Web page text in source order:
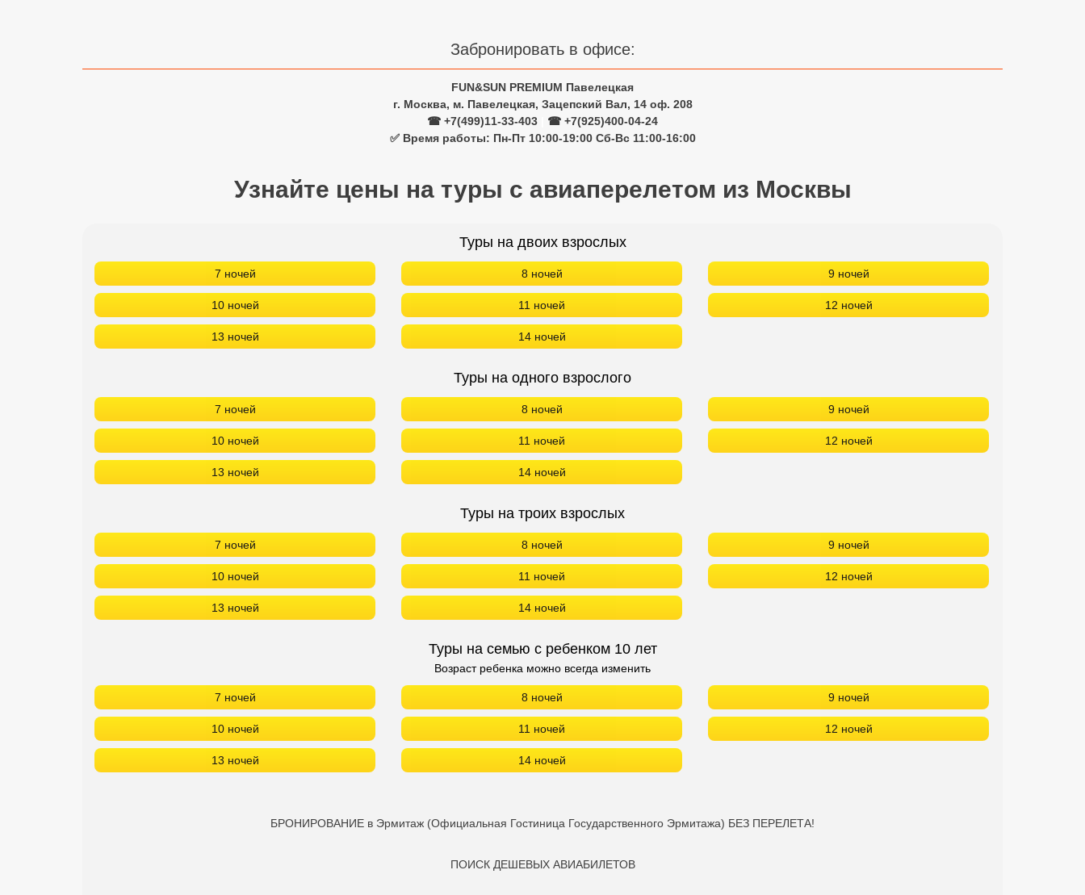
Забронировать в офисе:
FUN&SUN PREMIUM Павелецкая
г. Москва, м. Павелецкая, Зацепский Вал, 14 оф. 208
☎ +7(499)11-33-403
☎ +7(925)400-04-24
✅ Время работы: Пн-Пт 10:00-19:00 Сб-Вс 11:00-16:00
Узнайте цены на туры с авиаперелетом из Москвы
Туры на двоих взрослых
7 ночей 8 ночей 9 ночей
10 ночей 11 ночей 12 ночей
13 ночей 14 ночей
Туры на одного взрослого
7 ночей 8 ночей 9 ночей
10 ночей 11 ночей 12 ночей
13 ночей 14 ночей
Туры на троих взрослых
7 ночей 8 ночей 9 ночей
10 ночей 11 ночей 12 ночей
13 ночей 14 ночей
Туры на семью с ребенком 10 лет
Возраст ребенка можно всегда изменить
7 ночей 8 ночей 9 ночей
10 ночей 11 ночей 12 ночей
13 ночей 14 ночей
БРОНИРОВАНИЕ в Эрмитаж (Официальная Гостиница Государственного Эрмитажа) БЕЗ ПЕРЕЛЕТА!
ПОИСК ДЕШЕВЫХ АВИАБИЛЕТОВ